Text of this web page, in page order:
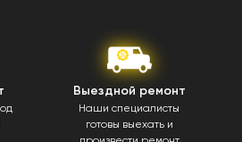
Выездной ремонт
Наши специалисты
готовы выехать и